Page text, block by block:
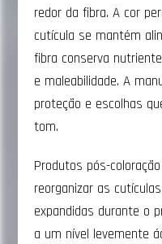
redor da fibra. A cor
cutícula se mantém
fibra conserva
e maleabilidade. A
proteção e escolhas
tom.
Produtos pós-
reorganizar as
expandidas durante o
a um nível levemente